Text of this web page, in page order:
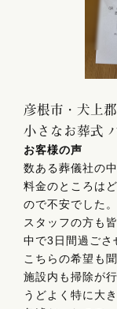
彦根市・犬上
小さなお葬式
お客様の声
数ある葬儀社の
料金のところは
ので不安でした。
スタッフの方も
中で3日間過ごさ
こちらの希望も
施設内も掃除が
うどよく特に大